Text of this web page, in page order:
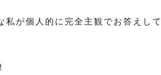
が個人的に完全主観でお答えして